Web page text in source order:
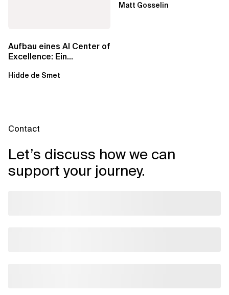
Aufbau eines AI Center of
Excellence: Ein
für...
Hidde de Smet
Matt Gosselin
Contact
Let’s discuss how we can
support your journey.